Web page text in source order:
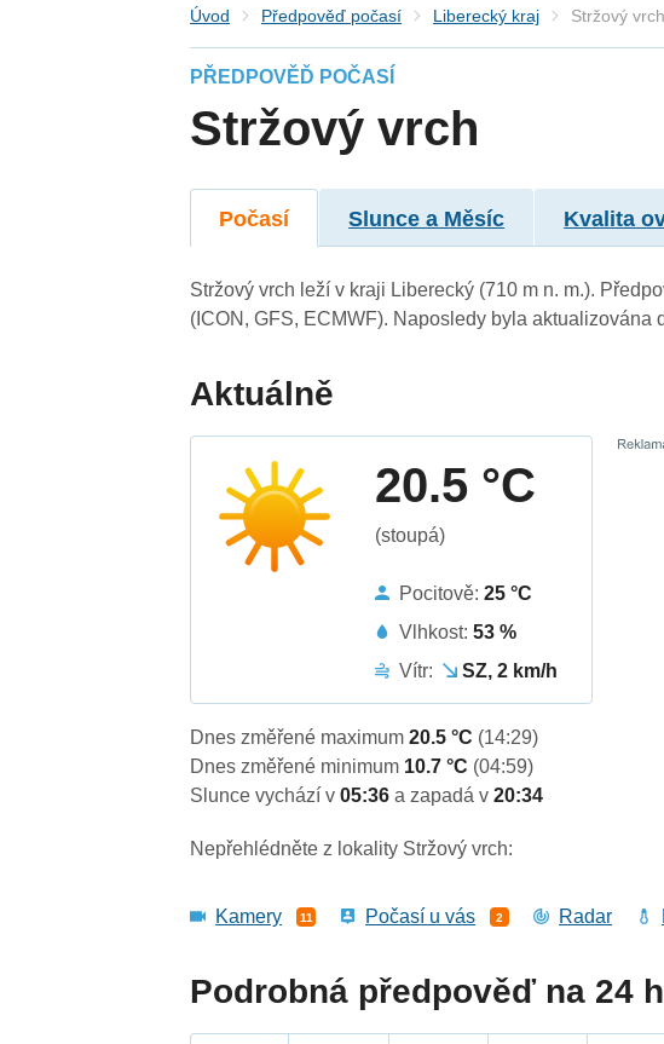
Úvod Předpověď počasí Liberecký kraj Stržový vrch
PŘEDPOVĚĎ POČASÍ
Stržový vrch
Počasí Slunce a Měsíc Kvalita
Stržový vrch leží v kraji Liberecký (710 m n. m.).
(ICON, GFS, ECMWF). Naposledy byla aktualizována
Aktuálně
20.5 °C
(stoupá)
Pocitově:25 °C
Vlhkost:53 %
Vítr:
SZ, 2 km/h
Dnes změřené maximum20.5 °C (14:29)
Dnes změřené minimum 10.7 °C (04:59)
Slunce vychází v05:36a zapadá v20:34
Nepřehlédněte z lokality Stržový vrch:
Kamery 11 Počasí u vás 2 Radar
Podrobná předpověď na 24